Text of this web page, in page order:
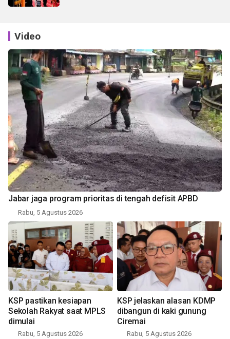
Video
Jabar jaga program prioritas di tengah defisit APBD
Rabu, 5 Agustus 2026
KSP pastikan kesiapan
Sekolah Rakyat saat MPLS
dimulai
Rabu, 5 Agustus 2026
KSP jelaskan alasan KDMP
dibangun di kaki gunung
Ciremai
Rabu, 5 Agustus 2026